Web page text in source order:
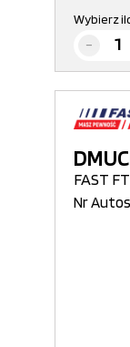
Wybierz
FAST
Nr Autos